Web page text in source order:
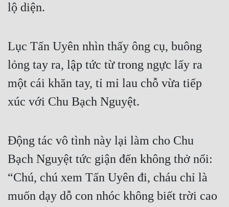
lộ diện.
Lục Tấn Uyên nhìn thấy ông cụ, buông
lỏng tay ra, lập tức từ trong ngực lấy ra
một cái khăn tay, tỉ mỉ lau chỗ vừa tiếp
xúc với Chu Bạch Nguyệt.
Động tác vô tình này lại làm cho Chu
Bạch Nguyệt tức giận đến không thở nổi:
“Chú, chú xem Tấn Uyên đi, cháu chỉ là
muốn dạy dỗ con nhóc không biết trời cao